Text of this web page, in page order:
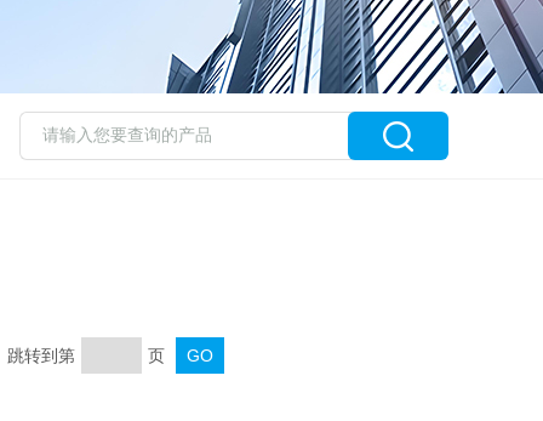
转到第 页